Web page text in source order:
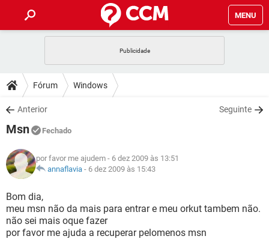
MENU
CELULAR
OUTLOOK
INSTAGRAM
GUIA DE COMPRAS
DICAS
JOGOS
INSTAGRAM GMAIL
GUIA DE COMPRAS
DOWNLOADS
JOGOS
CELULAR
OUTLOOK EXCEL
INSTAGRAM
GUIA DE COMPRAS
FÓRUM
JOGOS WHATSAPP
CELULAR
OUTLOOK
INSTAGRAM
GLOSSÁRIO
JOGOS
CELULAR FACEBOOK
OUTLOOK EXCEL
Fórum Windows
Anterior Seguinte
Msn Fechado
por favor me ajudem - 6 dez 2009 às 13:51
annaflavia - 6 dez 2009 às 15:43
Bom dia,
meu msn não da mais para entrar e meu orkut tambem não.
não sei mais oque fazer
por favor me ajuda a recuperar pelomenos msn